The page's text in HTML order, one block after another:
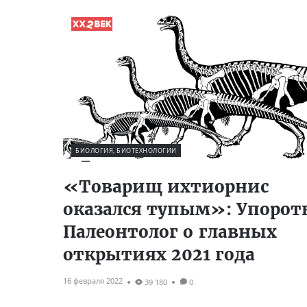
БИОЛОГИЯ, БИОТЕХНОЛОГИИ
«Товарищ ихтиорнис
оказался тупым»:
Палеонтолог о главных
открытиях 2021 года
16 февраля 2022 39 180 0